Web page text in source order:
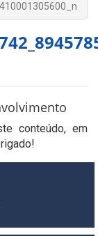
conteúdo, em